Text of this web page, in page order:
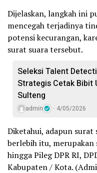
Dijelaskan, langkah ini
mencegah terjadinya
potensi kecurangan,
surat suara tersebut.
Seleksi Talent
Strategis Cetak Bibit
Sulteng
admin 4/05/2026
Diketahui, adapun surat
berlebih itu, merupakan
hingga Pileg DPR RI,
Kabupaten / Kota.